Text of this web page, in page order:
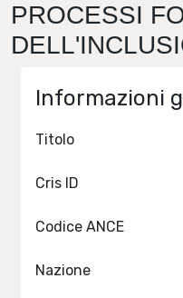
PROCESSI
Informazioni
Titolo
Cris ID
Codice ANCE
Nazione